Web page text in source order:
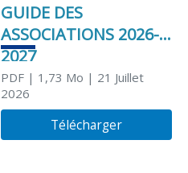
GUIDE DES
ASSOCIATIONS 2026-
2027
PDF| 1,73 Mo | 21 Juillet
2026
Télécharger